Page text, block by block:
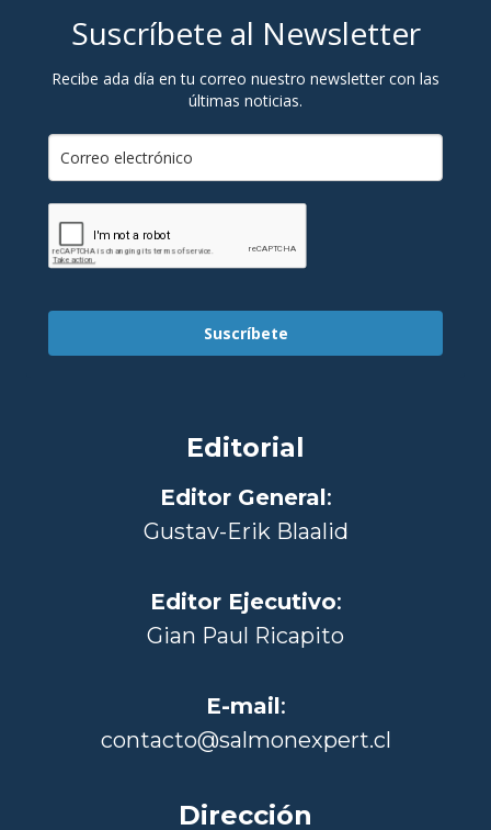
Suscríbete al Newsletter
Recibe ada día en tu correo nuestro newsletter con las
últimas noticias.
Suscríbete
Editorial
Editor General:
Gustav-Erik Blaalid
Editor Ejecutivo:
Gian Paul Ricapito
E-mail:
contacto@salmonexpert.cl
Dirección